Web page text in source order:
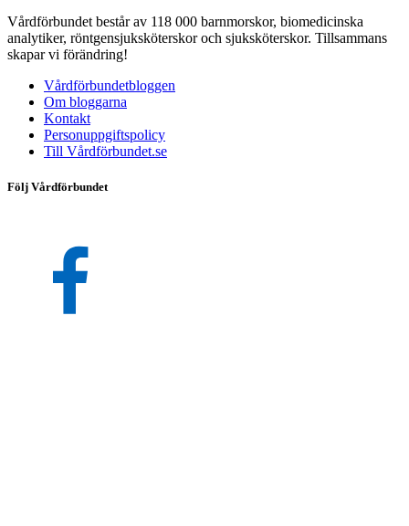
Vårdförbundet består av 118 000 barnmorskor, biomedicinska
analytiker, röntgensjuksköterskor och sjuksköterskor. Tillsammans
skapar vi förändring!
Vårdförbundetbloggen
Om bloggarna
Kontakt
Personuppgiftspolicy
Till Vårdförbundet.se
Följ Vårdförbundet